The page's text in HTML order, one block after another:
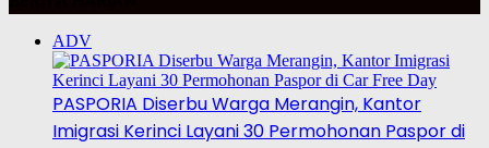
ADV
PASPORIA Diserbu Warga Merangin, Kantor
Imigrasi Kerinci Layani 30 Permohonan Paspor di